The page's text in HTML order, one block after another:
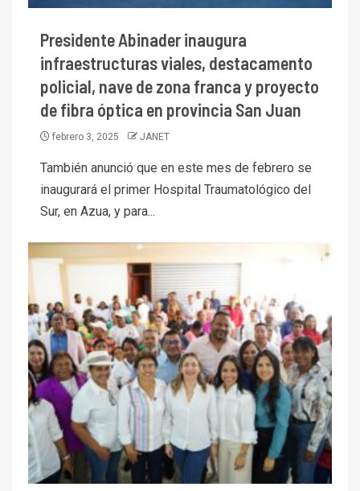
Presidente Abinader inaugura
infraestructuras viales, destacamento
policial, nave de zona franca y proyecto
de fibra óptica en provincia San Juan
febrero 3, 2025 JANET
También anunció que en este mes de febrero se
inaugurará el primer Hospital Traumatológico del
Sur, en Azua, y para...